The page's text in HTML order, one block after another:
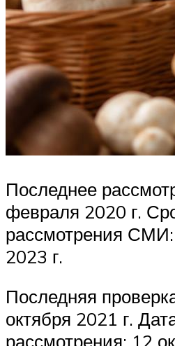
Последнее
февраля 2020 г.
рассмотрения
2023 г.
Последняя
октября 2021 г.
рассмотрения: 12